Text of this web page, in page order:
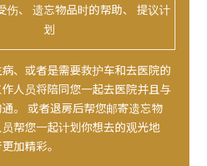
伤、 遗忘物品时的帮助、 提议计
划
、或者是需要救护车和去医院的
人员将陪同您一起去医院并且与
。 或者退房后帮您邮寄遗忘物
帮您一起计划你想去的观光地
加精彩。